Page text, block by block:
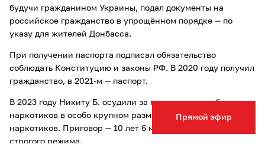
Прямой эфир
будучи гражданином Украины, подал документы на
российское гражданство в упрощённом порядке — по
указу для жителей Донбасса.
При получении паспорта подписал обязательство
соблюдать Конституцию и законы РФ. В 2020 году получил
гражданство, в 2021-м — паспорт.
В 2023 году Никиту Б. осудили за покушение на сбыт
наркотиков в особо крупном размере и хранение
наркотиков. Приговор — 10 лет 6 месяцев колонии
строгого режима.